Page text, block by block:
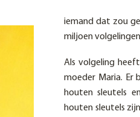
iemand dat zou
miljoen
Als volgeling
moeder Maria. Er
houten sleutels
houten sleutels